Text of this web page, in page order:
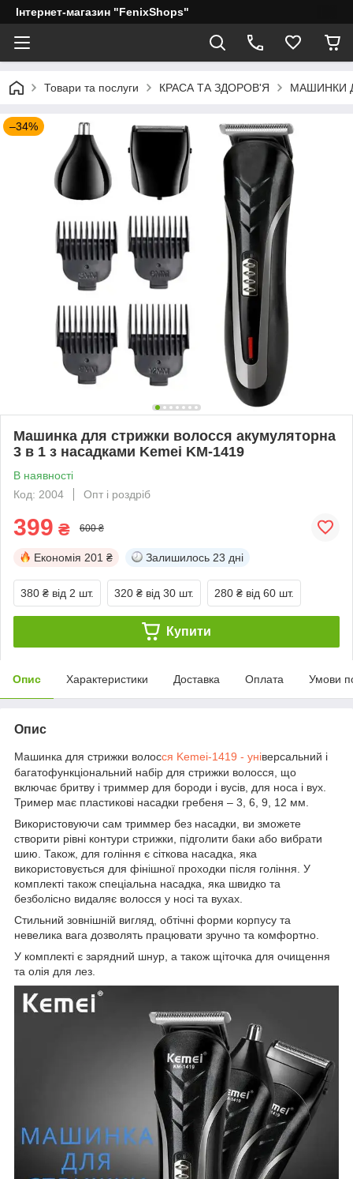
Інтернет-магазин "FenixShops"
Товари та послуги КРАСА ТА ЗДОРОВ'Я МАШИНКИ
–34%
Машинка для стрижки волосся акумуляторна
3 в 1 з насадками Kemei KM-1419
В наявності
Код: 2004
Опт і роздріб
399 ₴ 600 ₴
Економія 201 ₴ Залишилось 23 дні
380 ₴ від 2 шт. 320 ₴ від 30 шт. 280 ₴ від 60 шт.
Купити
Опис Характеристики Доставка Оплата Умови
Опис
Машинка для стрижки волосся Kemei-1419 - універсальний і
багатофункціональний набір для стрижки волосся, що
включає бритву і триммер для бороди і вусів, для носа і вух.
Тример має пластикові насадки гребеня – 3, 6, 9, 12 мм.
Використовуючи сам триммер без насадки, ви зможете
створити рівні контури стрижки, підголити баки або вибрати
шию. Також, для гоління є сіткова насадка, яка
використовується для фінішної проходки після гоління. У
комплекті також спеціальна насадка, яка швидко та
безболісно видаляє волосся у носі та вухах.
Стильний зовнішній вигляд, обтічні форми корпусу та
невелика вага дозволять працювати зручно та комфортно.
У комплекті є зарядний шнур, а також щіточка для очищення
та олія для лез.